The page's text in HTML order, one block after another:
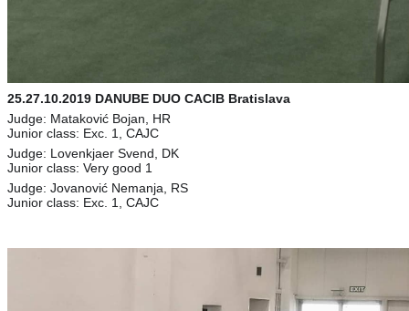
25.27.10.2019 DANUBE DUO CACIB Bratislava
Judge: Mataković Bojan, HR
Junior class: Exc. 1, CAJC
Judge: Lovenkjaer Svend, DK
Junior class: Very good 1
Judge: Jovanović Nemanja, RS
Junior class: Exc. 1, CAJC